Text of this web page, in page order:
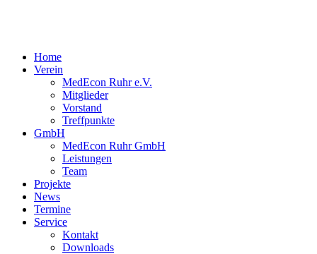
Home
Verein
MedEcon Ruhr e.V.
Mitglieder
Vorstand
Treffpunkte
GmbH
MedEcon Ruhr GmbH
Leistungen
Team
Projekte
News
Termine
Service
Kontakt
Downloads